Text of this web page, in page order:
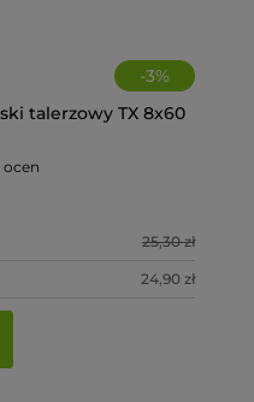
-3%
talerzowy TX 8x60
ocen
25,30 zł
24,90 zł